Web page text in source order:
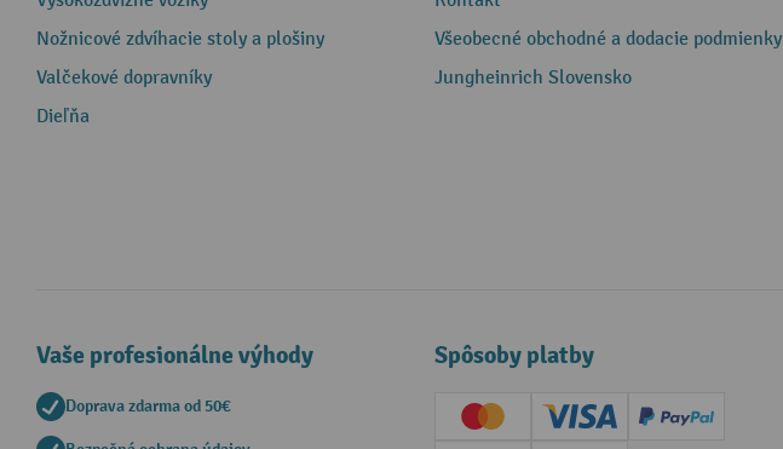
Nožnicové zdvíhacie stoly a plošiny
Valčekové dopravníky
Dieľňa
Všeobecné obchodné a dodacie podmienky
Jungheinrich Slovensko
Vaše profesionálne výhody
Doprava zdarma od 50€
Spôsoby platby
Creditcard (Master)Creditcard (Visa)
PayPal